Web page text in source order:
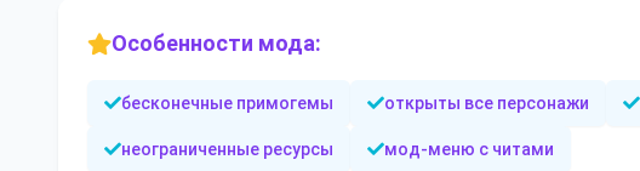
Особенности мода:
бесконечные примогемы открыты все персонажи
неограниченные ресурсы мод-меню с читами